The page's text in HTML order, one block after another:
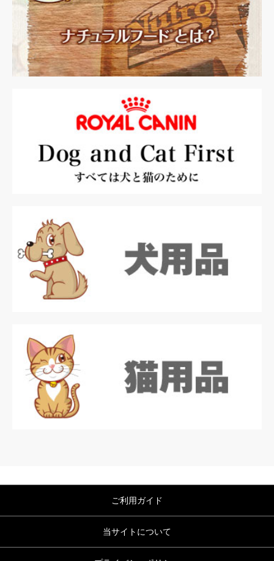
ご利用ガイド
当サイトについて